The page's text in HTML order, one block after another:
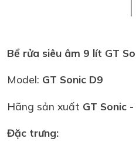
Bể rửa siêu âm 9 lít GT
Model: GT Sonic D9
Hãng sản xuất GT Sonic -
Đặc trưng: